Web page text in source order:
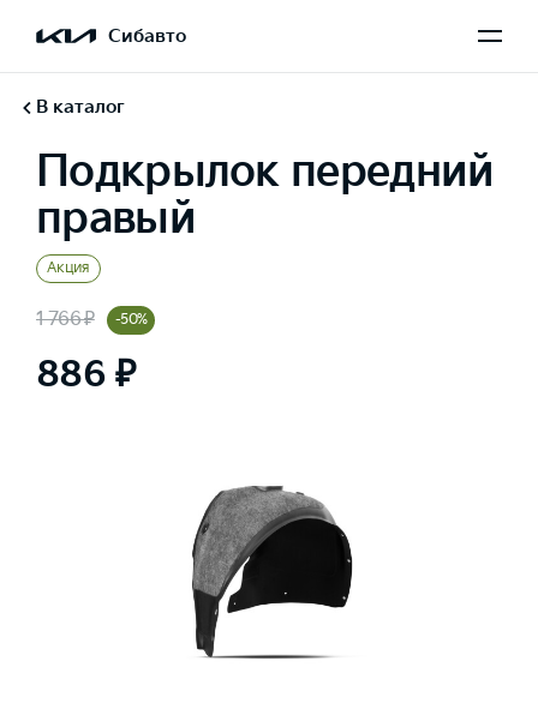
Сибавто
В каталог
Подкрылок передний
правый
Акция
1 766 ₽ -50%
886 ₽